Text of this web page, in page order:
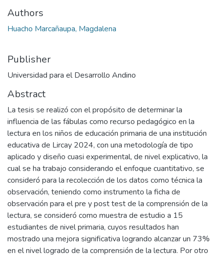
Authors
Huacho Marcañaupa, Magdalena
Publisher
Universidad para el Desarrollo Andino
Abstract
La tesis se realizó con el propósito de determinar la
influencia de las fábulas como recurso pedagógico en la
lectura en los niños de educación primaria de una institución
educativa de Lircay 2024, con una metodología de tipo
aplicado y diseño cuasi experimental, de nivel explicativo, la
cual se ha trabajo considerando el enfoque cuantitativo, se
consideró para la recolección de los datos como técnica la
observación, teniendo como instrumento la ficha de
observación para el pre y post test de la comprensión de la
lectura, se consideró como muestra de estudio a 15
estudiantes de nivel primaria, cuyos resultados han
mostrado una mejora significativa logrando alcanzar un 73%
en el nivel logrado de la comprensión de la lectura. Por otro